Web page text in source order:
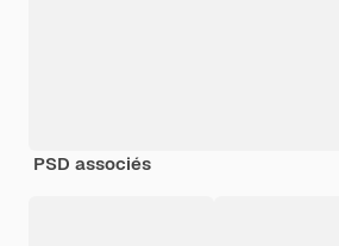
PSD associés